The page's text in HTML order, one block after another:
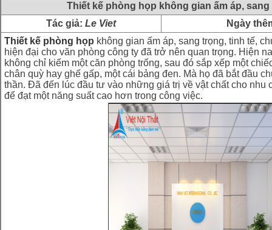
Thiết kế phòng họp không gian ấm áp,
Tác giả: Le Viet
Ngày
Thiết kế phòng họp không gian ấm áp, sang trọng, tinh tế,
hiện đại cho văn phòng công ty đã trở nên quan trọng. Hiện
không chỉ kiếm một căn phòng trống, sau đó sắp xếp một
chân quỳ hay ghế gấp, một cái bảng đen. Mà họ đã bắt đầu
thần. Đã đến lúc đầu tư vào những giá trị về vật chất cho nhu
để đạt một năng suất cao hơn trong công việc.